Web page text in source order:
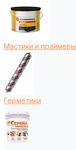
Мастики и праймеры
Герметики